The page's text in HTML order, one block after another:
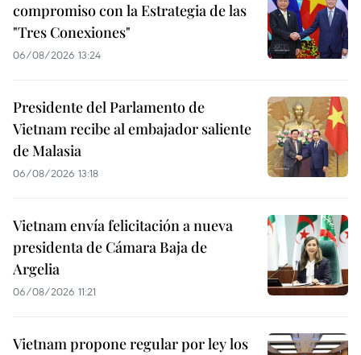
compromiso con la Estrategia de las
"Tres Conexiones"
06/08/2026 13:24
Presidente del Parlamento de
Vietnam recibe al embajador saliente
de Malasia
06/08/2026 13:18
Vietnam envía felicitación a nueva
presidenta de Cámara Baja de
Argelia
06/08/2026 11:21
Vietnam propone regular por ley los